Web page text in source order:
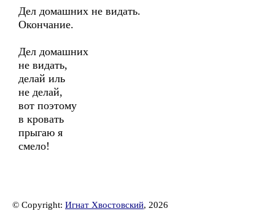
Дел домашних не видать.
Окончание.
Дел домашних
не видать,
делай иль
не делай,
вот поэтому
в кровать
прыгаю я
смело!
© Copyright: Игнат Хвостовский, 2026